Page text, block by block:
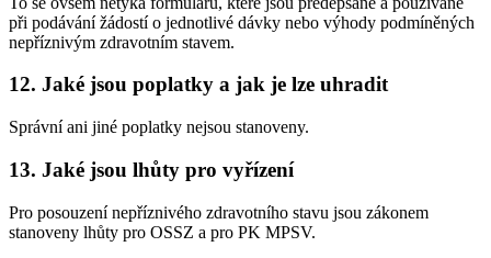
při podávání žádostí o jednotlivé dávky nebo výhody podmíněných
nepříznivým zdravotním stavem.
12. Jaké jsou poplatky a jak je lze uhradit
Správní ani jiné poplatky nejsou stanoveny.
13. Jaké jsou lhůty pro vyřízení
Pro posouzení nepříznivého zdravotního stavu jsou zákonem
stanoveny lhůty pro OSSZ a pro PK MPSV.